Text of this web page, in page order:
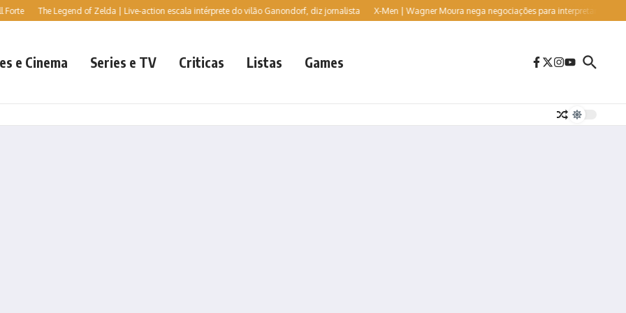
The Legend of Zelda | Live-action escala intérprete do vilão Ganondorf, diz jornalista X-Men | Wagner Moura nega negociações para interpretar o vilão Sr.
e Cinema Series e TV Criticas Listas Games